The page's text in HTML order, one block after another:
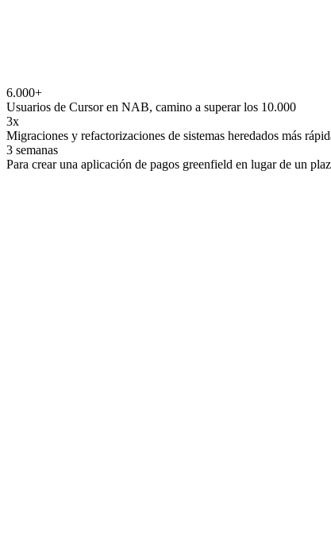
6.000+
Usuarios de Cursor en NAB, camino a superar los 10.000
3x
Migraciones y refactorizaciones de sistemas heredados más
3 semanas
Para crear una aplicación de pagos greenfield en lugar de un